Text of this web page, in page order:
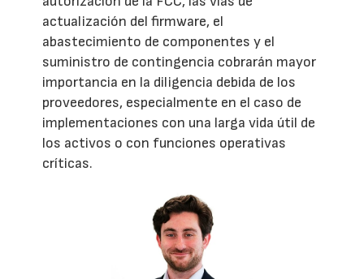
actualización del firmware, el
abastecimiento de componentes y el
suministro de contingencia cobrarán mayor
importancia en la diligencia debida de los
proveedores, especialmente en el caso de
implementaciones con una larga vida útil de
los activos o con funciones operativas
críticas.